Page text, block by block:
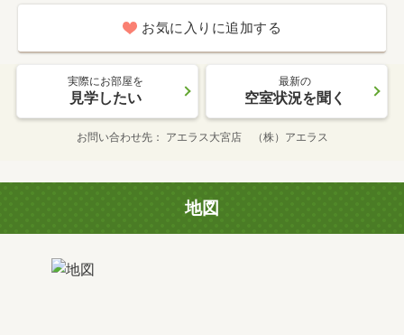
お気に入りに追加する
実際にお部屋を
見学したい
最新の
空室状況を聞く
お問い合わせ先 アエラス大宮店 （株）アエラス
地図